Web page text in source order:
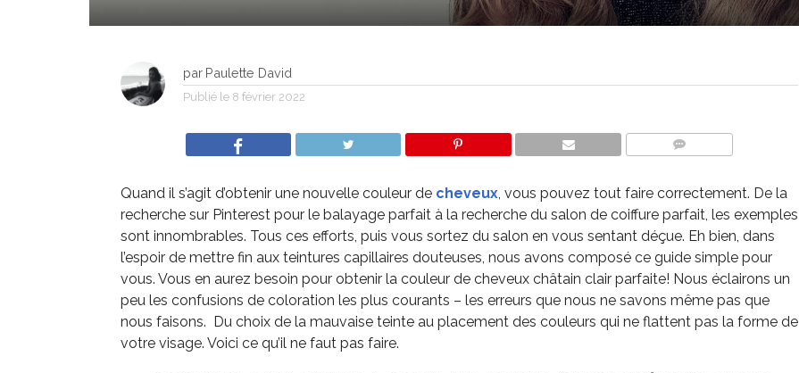
par Paulette David
Publié le 8 février 2022
Quand il s’agit d’obtenir une nouvelle couleur de cheveux, vous pouvez tout faire correctement. De la
recherche sur Pinterest pour lе balayage parfait à la recherche du salon de coiffure parfait, les exemples
sont innombrables. Tous ces efforts, puis vous sortez du salon en vous sentant déçue. Eh bien, dans
l’espoir de mettre fin aux teintures capillaires douteuses, nous avons composé ce guide simple pour
vous. Vous en aurez besoin pour obtenir la couleur de cheveux châtain clair parfaite! Nous éclairons un
peu les confusions de coloration les plus courants – les erreurs que nous ne savons même pas que
nous faisons. Du choix de la mauvaise teinte au placement des couleurs qui ne flattent pas la forme de
votre visage. Voici ce qu’il ne faut pas faire.